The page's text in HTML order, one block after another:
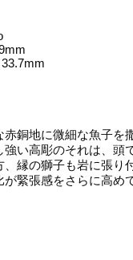
銅地に微細な魚子を
強い高彫のそれは、頭
、縁の獅子も岩に張り
が緊張感をさらに高め